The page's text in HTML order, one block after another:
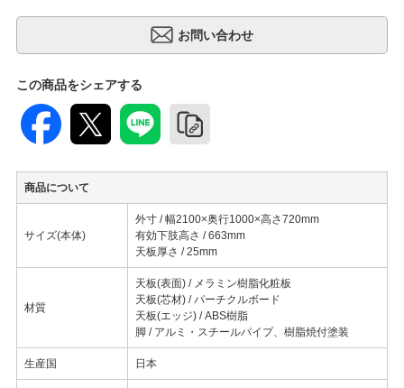
この商品をシェアする
商品について
サイズ(本体)
外寸 / 幅2100×奥行1000×高さ720mm
有効下肢高さ / 663mm
天板厚さ / 25mm
材質
天板(表面) / メラミン樹脂化粧板
天板(芯材) / パーチクルボード
天板(エッジ) / ABS樹脂
脚 / アルミ・スチールパイプ、樹脂焼付塗装
生産国 日本